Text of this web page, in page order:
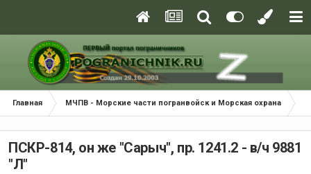
Главная МЧПВ - Морские части погранвойск и Морская охрана
ПСКР-814, он же "Сарыч", пр. 1241.2 - в/ч 9881
"Л"